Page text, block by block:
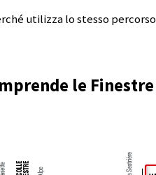
utilizza lo stesso percorso
le Finestre